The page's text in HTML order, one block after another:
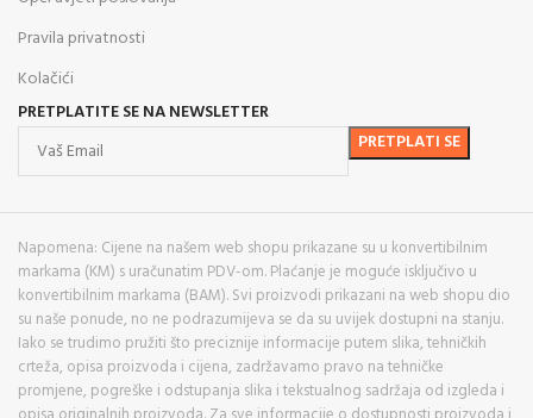
Pravila privatnosti
Kolačići
PRETPLATITE SE NA NEWSLETTER
Napomena: Cijene na našem web shopu prikazane su u konvertibilnim
markama (KM) s uračunatim PDV-om. Plaćanje je moguće isključivo u
konvertibilnim markama (BAM). Svi proizvodi prikazani na web shopu dio
su naše ponude, no ne podrazumijeva se da su uvijek dostupni na stanju.
Iako se trudimo pružiti što preciznije informacije putem slika, tehničkih
crteža, opisa proizvoda i cijena, zadržavamo pravo na tehničke
promjene, pogreške i odstupanja slika i tekstualnog sadržaja od izgleda i